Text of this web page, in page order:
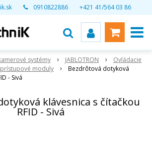
0910822886 +421 41/564 03 86
systémy JABLOTRON
Ovládacie
prístupové moduly
Bezdrôtová dotyková
- Sivá
klávesnica s čítačkou
RFID - Sivá